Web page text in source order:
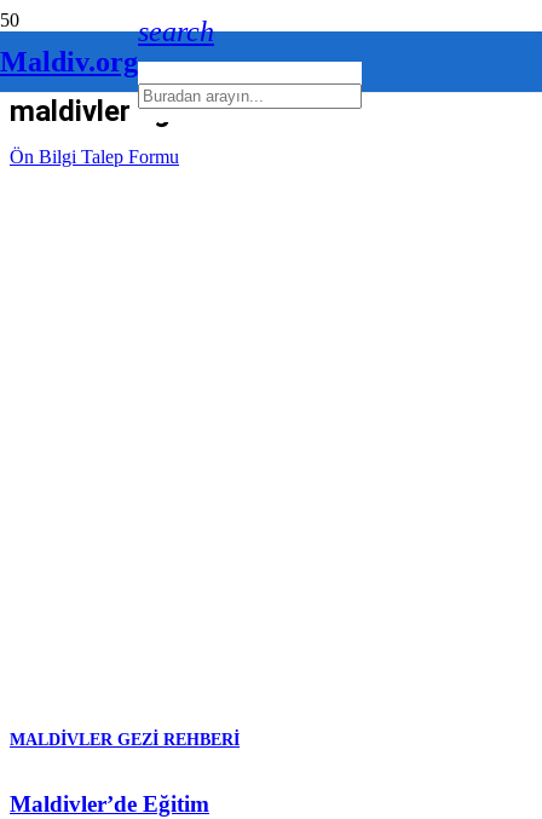
Maldiv.org
search
maldivler eğitim
Ön Bilgi Talep Formu
MALDIVLER GEZI REHBERI
Maldivler’de Eğitim